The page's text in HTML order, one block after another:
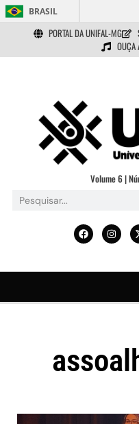
BRASIL
PORTAL DA UNIFAL-MG
OUÇA
Volume 6 |